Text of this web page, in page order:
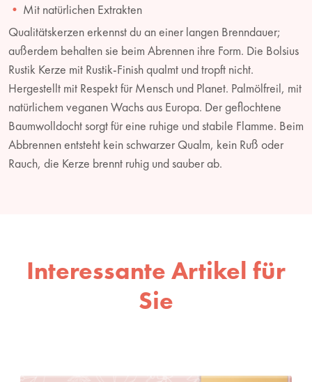
Mit natürlichen Extrakten
Qualitätskerzen erkennst du an einer langen Brenndauer;
außerdem behalten sie beim Abrennen ihre Form. Die Bolsius
Rustik Kerze mit Rustik-Finish qualmt und tropft nicht.
Hergestellt mit Respekt für Mensch und Planet. Palmölfreil, mit
natürlichem veganen Wachs aus Europa. Der geflochtene
Baumwolldocht sorgt für eine ruhige und stabile Flamme. Beim
Abbrennen entsteht kein schwarzer Qualm, kein Ruß oder
Rauch, die Kerze brennt ruhig und sauber ab.
Interessante Artikel für
Sie